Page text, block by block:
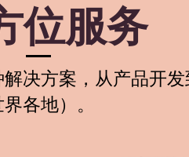
位服务
决方案，从产品开
各地）。